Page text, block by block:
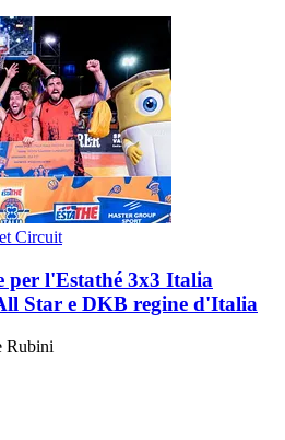
Circuit
per l'Estathé 3x3 Italia
Star e DKB regine d'Italia
Rubini